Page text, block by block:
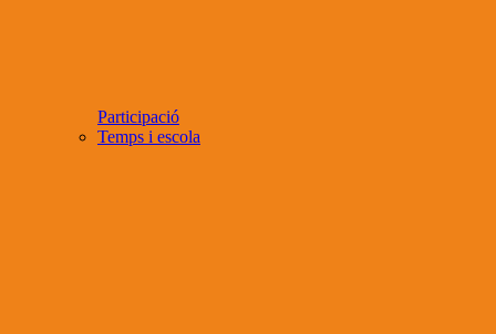
Participació
Temps i escola